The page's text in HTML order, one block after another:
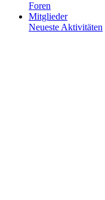
Foren
Mitglieder
Neueste Aktivitäten